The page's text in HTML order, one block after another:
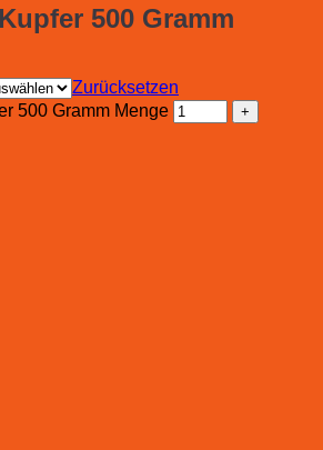
500 Gramm
Zurücksetzen
500 Gramm Menge